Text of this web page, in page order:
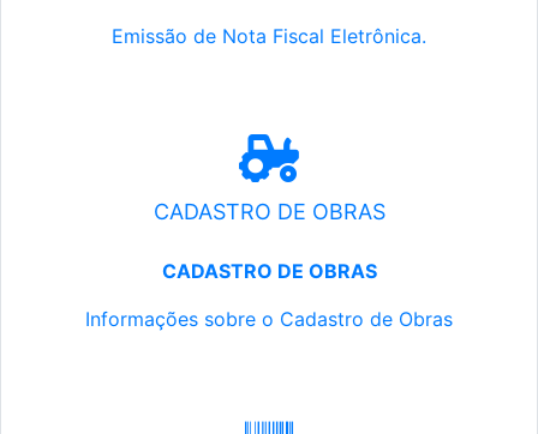
Emissão de Nota Fiscal Eletrônica.
CADASTRO DE OBRAS
CADASTRO DE OBRAS
Informações sobre o Cadastro de Obras